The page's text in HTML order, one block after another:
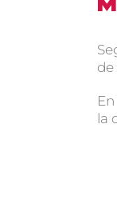
de
la